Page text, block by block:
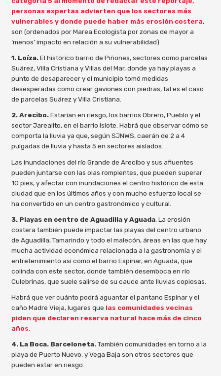
personas expertas advierten que los sectores más
vulnerables y donde puede haber más erosión costera,
son (ordenados por Marea Ecologista por zonas de mayor a
‘menos’ impacto en relación a su vulnerabilidad)
1. Loíza.El histórico barrio de Piñones, sectores como parcelas
Suárez, Villa Cristiana y Villas del Mar, donde ya hay playas a
punto de desaparecer y el municipio tomó medidas
desesperadas como crear gaviones con piedras, tal es el caso
de parcelas Suárez y Villa Cristiana.
2. Arecibo.Estarían en riesgo, los barrios Obrero, Pueblo y el
sector Jarealito, en el barrio Islote. Habrá que observar cómo se
comporta la lluvia ya que, según SJNWS, caerán de 2 a 4
pulgadas de lluvia y hasta 5 en sectores aislados.
Las inundaciones del río Grande de Arecibo y sus afluentes
pueden juntarse con las olas rompientes, que pueden superar
10 pies, y afectar con inundaciones el centro histórico de esta
ciudad que en los últimos años y con mucho esfuerzo local se
ha convertido en un centro gastronómico y cultural.
3. Playas en centro de Aguadilla y Aguada. La erosión
costera también puede impactar las playas del centro urbano
de Aguadilla, Tamarindo y todo el malecón, áreas en las que hay
mucha actividad económica relacionada a la gastronomía y el
entretenimiento así como el barrio Espinar, en Aguada, que
colinda con este sector, donde también desemboca en río
Culebrinas, que suele salirse de su cauce ante lluvias copiosas.
Habrá que ver cuánto podrá aguantar el pantano Espinar y el
caño Madre Vieja, lugares que las comunidades vecinas
piden que declaren reserva natural hace más de cinco
años
4. La Boca. Barceloneta.También comunidades en torno a la
playa de Puerto Nuevo, y Vega Baja son otros sectores que
pueden estar en riesgo.